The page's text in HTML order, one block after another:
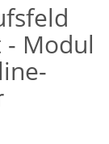
Modul